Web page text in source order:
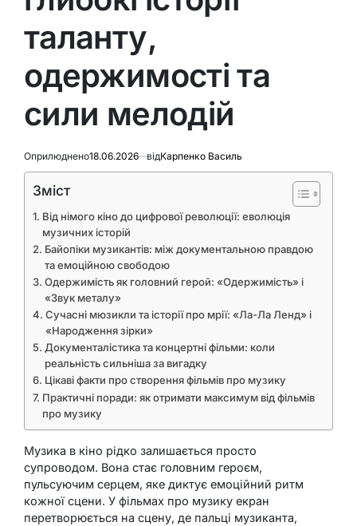
таланту,
одержимості та
сили мелодій
Оприлюднено18.06.2026 відКарпенко Василь
Зміст
Від німого кіно до цифрової революції: еволюція
музичних історій
Байопіки музикантів: між документальною правдою
та емоційною свободою
Одержимість як головний герой: «Одержимість» і
«Звук металу»
Сучасні мюзикли та історії про мрії: «Ла-Ла Ленд» і
«Народження зірки»
Документалістика та концертні фільми: коли
реальність сильніша за вигадку
Цікаві факти про створення фільмів про музику
Практичні поради: як отримати максимум від фільмів
про музику
Музика в кіно рідко залишається просто
супроводом. Вона стає головним героєм,
пульсуючим серцем, яке диктує емоційний ритм
кожної сцени. У фільмах про музику екран
перетворюється на сцену, де пальці музиканта,